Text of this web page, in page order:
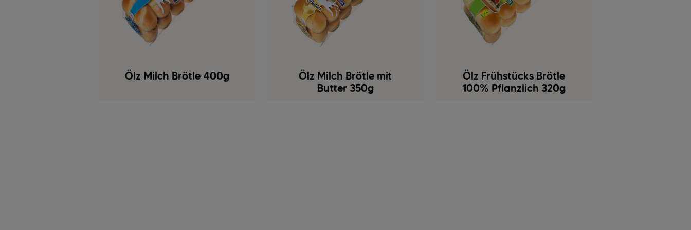
Ölz Milch Brötle 400g
Ölz Milch Brötle mit
Butter 350g
Ölz Frühstücks Brötle
100% Pflanzlich 320g